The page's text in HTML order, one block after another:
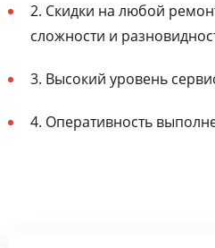
2. Скидки на любой
сложности и
3. Высокий уровень
4. Оперативность